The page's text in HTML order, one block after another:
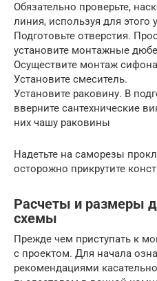
Обязательно проверьте,
линия, используя для этого
Подготовьте отверстия.
установите монтажные
Осуществите монтаж
Установите смеситель.
Установите раковину. В
вверните сантехнические
них чашу раковины
Надетьте на саморезы
осторожно прикрутите
Расчеты и размеры
схемы
Прежде чем приступать к
с проектом. Для начала
рекомендациями